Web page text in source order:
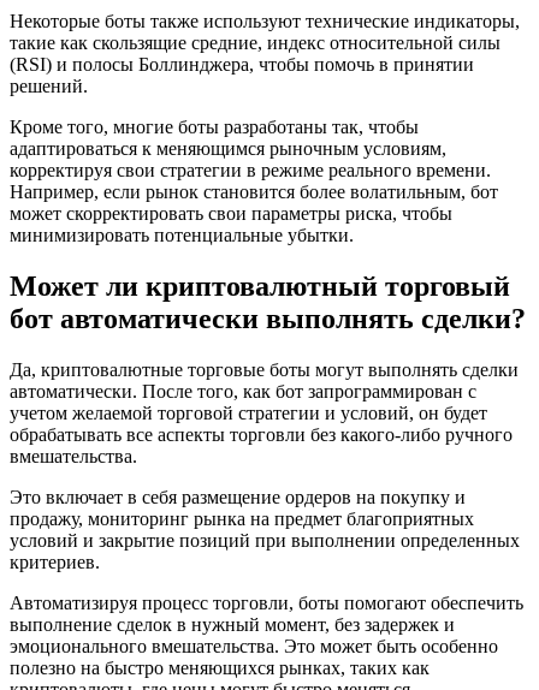
Некоторые боты также используют технические индикаторы,
такие как скользящие средние, индекс относительной силы
(RSI) и полосы Боллинджера, чтобы помочь в принятии
решений.
Кроме того, многие боты разработаны так, чтобы
адаптироваться к меняющимся рыночным условиям,
корректируя свои стратегии в режиме реального времени.
Например, если рынок становится более волатильным, бот
может скорректировать свои параметры риска, чтобы
минимизировать потенциальные убытки.
Может ли криптовалютный торговый
бот автоматически выполнять сделки?
Да, криптовалютные торговые боты могут выполнять сделки
автоматически. После того, как бот запрограммирован с
учетом желаемой торговой стратегии и условий, он будет
обрабатывать все аспекты торговли без какого-либо ручного
вмешательства.
Это включает в себя размещение ордеров на покупку и
продажу, мониторинг рынка на предмет благоприятных
условий и закрытие позиций при выполнении определенных
критериев.
Автоматизируя процесс торговли, боты помогают обеспечить
выполнение сделок в нужный момент, без задержек и
эмоционального вмешательства. Это может быть особенно
полезно на быстро меняющихся рынках, таких как